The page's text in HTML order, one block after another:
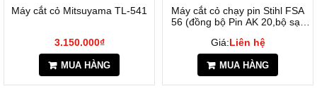
Máy cắt cỏ Mitsuyama TL-541
3.150.000₫
MUA HÀNG
Máy cắt cỏ chạy pin Stihl FSA
56 (đồng bộ Pin AK 20,bộ sạc
Giá:Liên hệ
MUA HÀNG